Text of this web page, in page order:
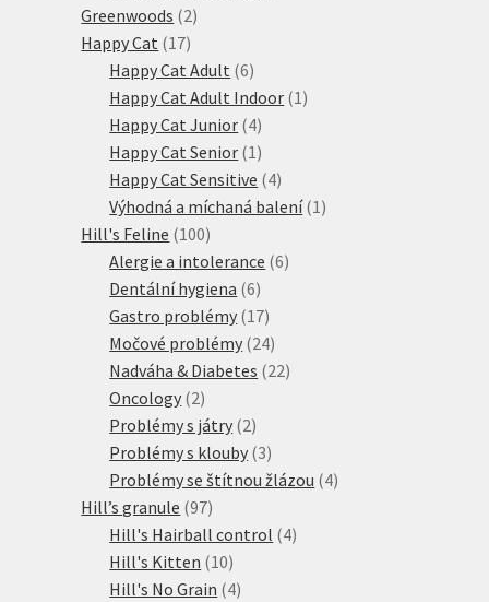
Greenwoods 22
Happy Cat 1717
produktů
Happy Cat Adult 66
produktů
Happy Cat Adult Indoor 1 1
Happy Cat Junior 44
produkty
Happy Cat Senior 1 1
produkt
Happy Cat Sensitive 44
produkty
Výhodná a míchaná balení 1 1
Hill's Feline 100100
produktů
Alergie a intolerance 66
Dentální hygiena 66
produktů
Gastro problémy 1717
produktů
Močové problémy 2424
produktů
Nadváha & Diabetes 2222
Oncology 22
produkty
Problémy s játry 22
produkty
Problémy s klouby 33
produkty
Problémy se štítnou žlázou 44
Hill’s granule 9797
produktů
Hill's Hairball control 44
Hill's Kitten 1010
produktů
Hill's No Grain 44